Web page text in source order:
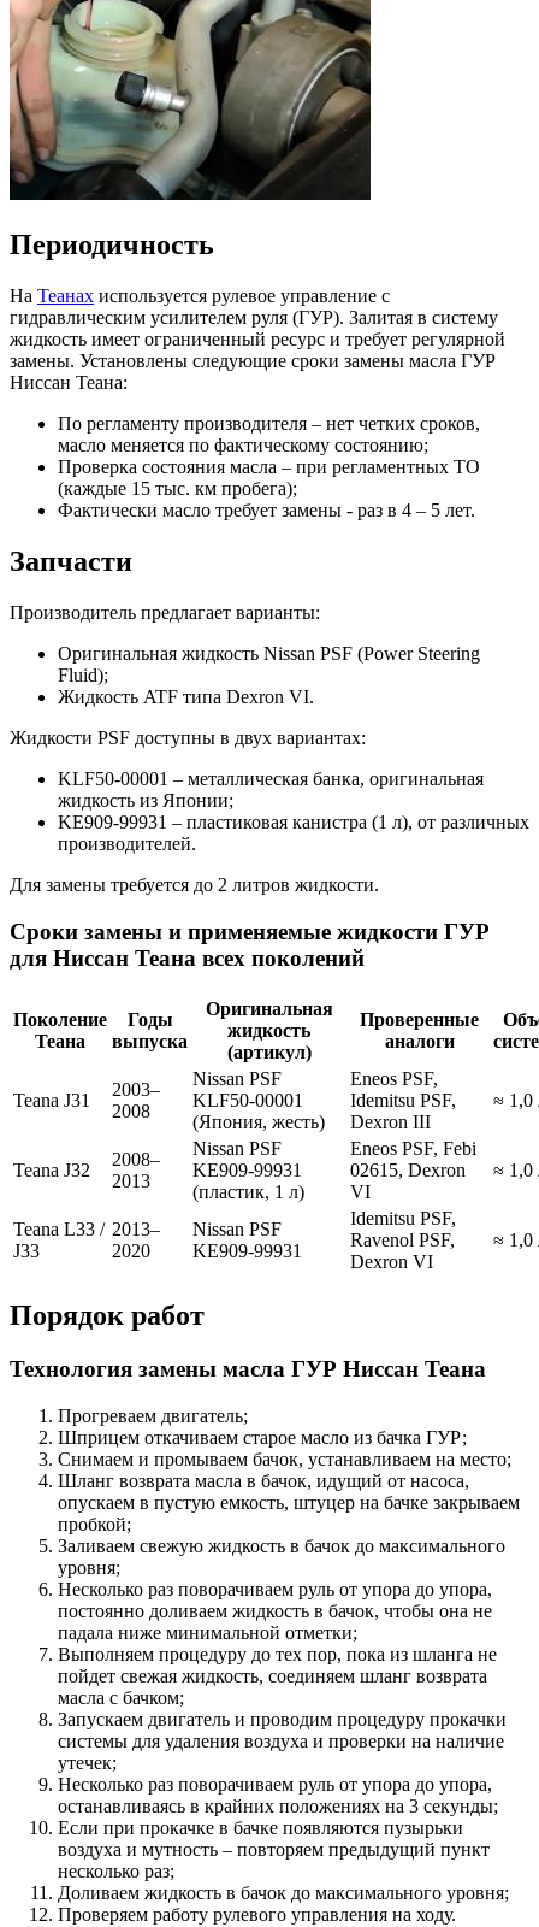
Периодичность
На Теанах используется рулевое управление с
гидравлическим усилителем руля (ГУР). Залитая в систему
жидкость имеет ограниченный ресурс и требует регулярной
замены. Установлены следующие сроки замены масла ГУР
Ниссан Теана:
По регламенту производителя – нет четких сроков,
масло меняется по фактическому состоянию;
Проверка состояния масла – при регламентных ТО
(каждые 15 тыс. км пробега);
Фактически масло требует замены - раз в 4 – 5 лет.
Запчасти
Производитель предлагает варианты:
Оригинальная жидкость Nissan PSF (Power Steering
Fluid);
Жидкость ATF типа Dexron VI.
Жидкости PSF доступны в двух вариантах:
KLF50-00001 – металлическая банка, оригинальная
жидкость из Японии;
KE909-99931 – пластиковая канистра (1 л), от различных
производителей.
Для замены требуется до 2 литров жидкости.
Сроки замены и применяемые жидкости ГУР
для Ниссан Теана всех поколений
Поколение
Теана
Годы
выпуска
Оригинальная
жидкость
(артикул)
Проверенные
аналоги
Teana J31
2003–
2008
Nissan PSF
KLF50-00001
(Япония, жесть)
Eneos PSF,
Idemitsu PSF,
Dexron III
≈ 1,0
Teana J32
2008–
2013
Nissan PSF
KE909-99931
(пластик, 1 л)
Eneos PSF, Febi
02615, Dexron
VI
≈ 1,0
Teana L33 /
J33
2013–
2020
Nissan PSF
KE909-99931
Idemitsu PSF,
Ravenol PSF,
Dexron VI
≈ 1,0
Порядок работ
Технология замены масла ГУР Ниссан Теана
Прогреваем двигатель;
Шприцем откачиваем старое масло из бачка ГУР;
Снимаем и промываем бачок, устанавливаем на место;
Шланг возврата масла в бачок, идущий от насоса,
опускаем в пустую емкость, штуцер на бачке закрываем
пробкой;
Заливаем свежую жидкость в бачок до максимального
уровня;
Несколько раз поворачиваем руль от упора до упора,
постоянно доливаем жидкость в бачок, чтобы она не
падала ниже минимальной отметки;
Выполняем процедуру до тех пор, пока из шланга не
пойдет свежая жидкость, соединяем шланг возврата
масла с бачком;
Запускаем двигатель и проводим процедуру прокачки
системы для удаления воздуха и проверки на наличие
утечек;
Несколько раз поворачиваем руль от упора до упора,
останавливаясь в крайних положениях на 3 секунды;
Если при прокачке в бачке появляются пузырьки
воздуха и мутность – повторяем предыдущий пункт
несколько раз;
Доливаем жидкость в бачок до максимального уровня;
Проверяем работу рулевого управления на ходу.